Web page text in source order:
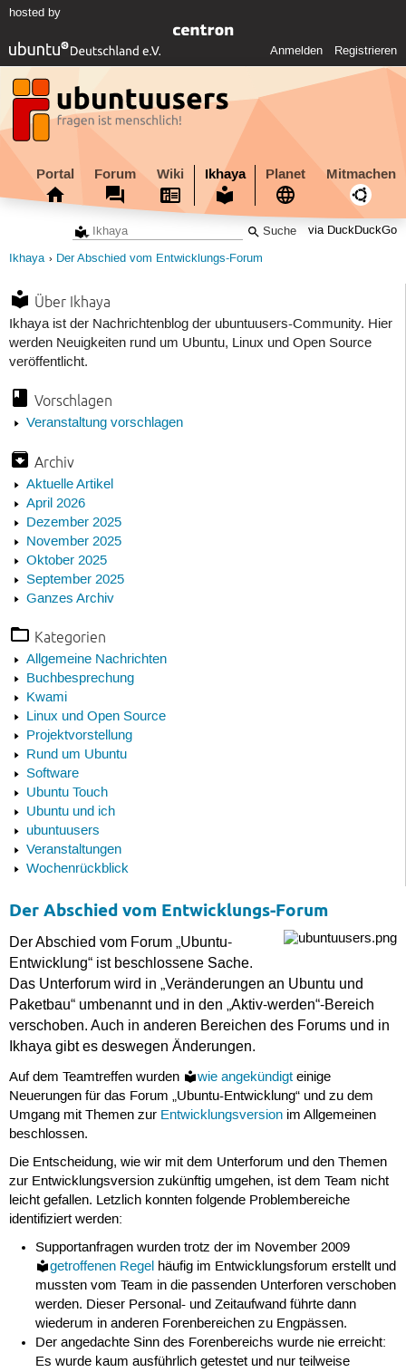
hosted by
Anmelden Registrieren
Portal Forum Wiki Ikhaya Planet Mitmachen
via DuckDuckGo
Ikhaya Der Abschied vom Entwicklungs-Forum
Über Ikhaya
Ikhaya ist der Nachrichtenblog der ubuntuusers-Community. Hier
werden Neuigkeiten rund um Ubuntu, Linux und Open Source
veröffentlicht.
Vorschlagen
Veranstaltung vorschlagen
Archiv
Aktuelle Artikel
April 2026
Dezember 2025
November 2025
Oktober 2025
September 2025
Ganzes Archiv
Kategorien
Allgemeine Nachrichten
Buchbesprechung
Kwami
Linux und Open Source
Projektvorstellung
Rund um Ubuntu
Software
Ubuntu Touch
Ubuntu und ich
ubuntuusers
Veranstaltungen
Wochenrückblick
Der Abschied vom Entwicklungs-Forum
Der Abschied vom Forum „Ubuntu-
Entwicklung“ ist beschlossene Sache.
Das Unterforum wird in „Veränderungen an Ubuntu und
Paketbau“ umbenannt und in den „Aktiv-werden“-Bereich
verschoben. Auch in anderen Bereichen des Forums und in
Ikhaya gibt es deswegen Änderungen.
Auf dem Teamtreffen wurden wie angekündigteinige
Neuerungen für das Forum „Ubuntu-Entwicklung“ und zu dem
Umgang mit Themen zur Entwicklungsversionim Allgemeinen
beschlossen.
Die Entscheidung, wie wir mit dem Unterforum und den Themen
zur Entwicklungsversion zukünftig umgehen, ist dem Team nicht
leicht gefallen. Letzlich konnten folgende Problembereiche
identifiziert werden:
Supportanfragen wurden trotz der im November 2009
getroffenen Regel häufig im Entwicklungsforum erstellt und
mussten vom Team in die passenden Unterforen verschoben
werden. Dieser Personal- und Zeitaufwand führte dann
wiederum in anderen Forenbereichen zu Engpässen.
Der angedachte Sinn des Forenbereichs wurde nie erreicht:
Es wurde kaum ausführlich getestet und nur teilweise